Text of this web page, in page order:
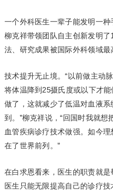
一个外科医生一辈子能发明一
柳克祥带领团队自主创新发明
法、研究成果被国际外科领域最
技术提升无止境。“以前做主动
将体温降到25摄氏度或以下才
做了，这就减少了低温对血液
到。”柳克祥说，“回国时我就
血管疾病诊疗技术做强。如今
在了世界前列。”
在白求恩看来，医生的职责就
医生只能无限提高自己的诊疗技